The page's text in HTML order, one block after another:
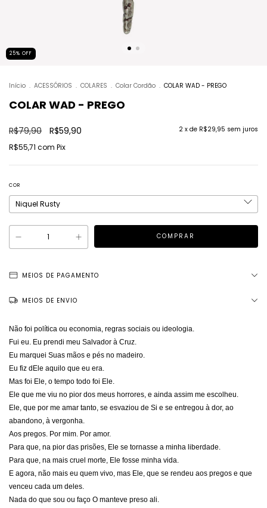
25% OFF
Início . ACESSÓRIOS . COLARES . Colar Cordão . COLAR WAD - PREGO
COLAR WAD - PREGO
R$79,90 R$59,90 2 x de R$29,95 sem juros
R$55,71 com Pix
COR
MEIOS DE PAGAMENTO
MEIOS DE ENVIO
Não foi política ou economia, regras sociais ou ideologia.
Fui eu. Eu prendi meu Salvador à Cruz.
Eu marquei Suas mãos e pés no madeiro.
Eu fiz dEle aquilo que eu era.
Mas foi Ele, o tempo todo foi Ele.
Ele que me viu no pior dos meus horrores, e ainda assim me escolheu.
Ele, que por me amar tanto, se esvaziou de Si e se entregou à dor, ao
abandono, à vergonha.
Aos pregos. Por mim. Por amor.
Para que, na pior das prisões, Ele se tornasse a minha liberdade.
Para que, na mais cruel morte, Ele fosse minha vida.
E agora, não mais eu quem vivo, mas Ele, que se rendeu aos pregos e que
venceu cada um deles.
Nada do que sou ou faço O manteve preso ali.